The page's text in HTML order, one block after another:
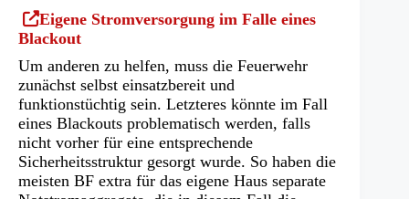
(Öffnet
in
einem
neuen
Tab)
Eigene Stromversorgung im Falle eines
Blackout
Um anderen zu helfen, muss die Feuerwehr
zunächst selbst einsatzbereit und
funktionstüchtig sein. Letzteres könnte im Fall
eines Blackouts problematisch werden, falls
nicht vorher für eine entsprechende
Sicherheitsstruktur gesorgt wurde. So haben die
meisten BF extra für das eigene Haus separate